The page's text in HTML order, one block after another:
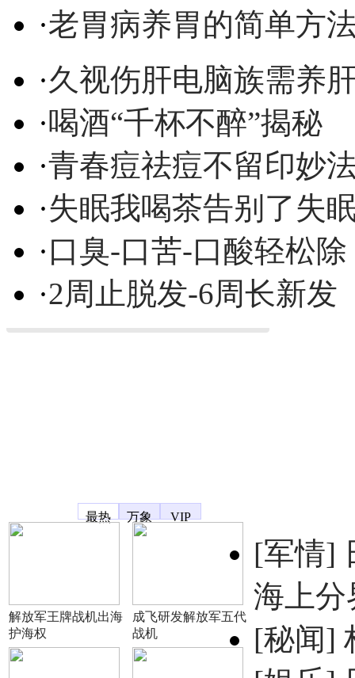
·老胃病养胃的简单方
·久视伤肝电脑族需养
·喝酒“千杯不醉”揭秘
·青春痘祛痘不留印妙
·失眠我喝茶告别了失
·口臭-口苦-口酸轻松除
·2周止脱发-6周长新发
最热
万象 VIP
解放军王牌战机出海
护海权
成飞研发解放军五代
战机
[军情]
海上分
[秘闻]